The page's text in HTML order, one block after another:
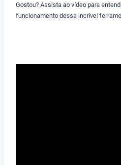
Gostou? Assista ao vídeo para
funcionamento dessa incrível